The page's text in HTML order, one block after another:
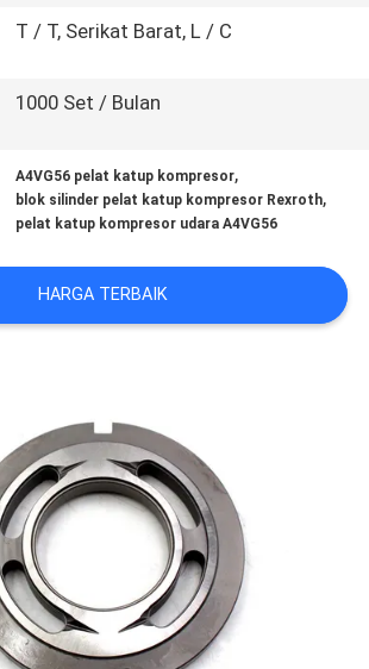
T / T, Serikat Barat, L / C
1000 Set / Bulan
A4VG56 pelat katup kompresor,
blok silinder pelat katup kompresor Rexroth,
pelat katup kompresor udara A4VG56
HARGA TERBAIK